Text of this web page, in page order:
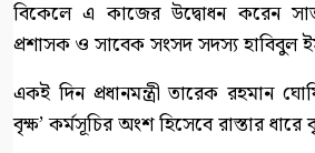
বিকেলে এ কাজের উদ্বোধন করেন
প্রশাসক ও সাবেক সংসদ সদস্য হাবিবুল
একই দিন প্রধানমন্ত্রী তারেক রহমান
বৃক্ষ’ কর্মসূচির অংশ হিসেবে রাস্তার